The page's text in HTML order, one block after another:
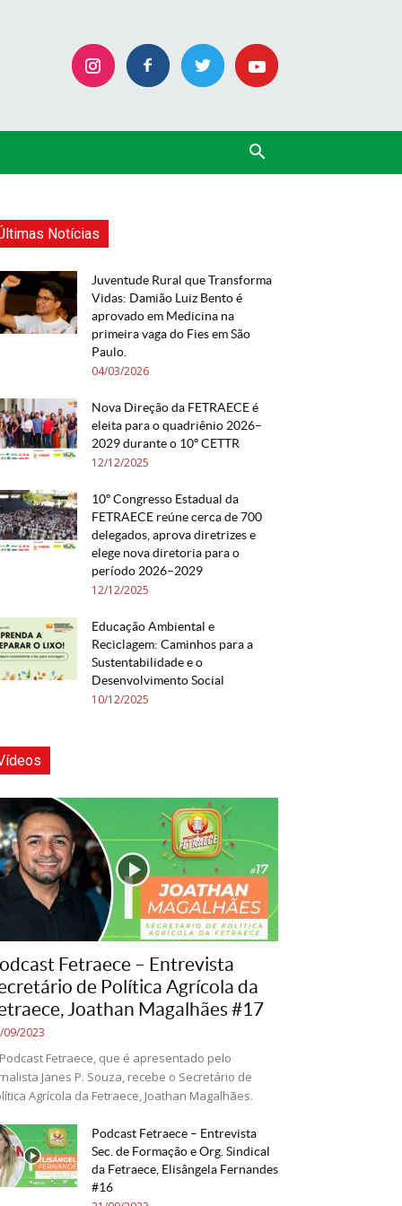
Notícias
Juventude Rural que Transforma
Vidas: Damião Luiz Bento é
aprovado em Medicina na
primeira vaga do Fies em São
Paulo.
04/03/2026
Nova Direção da FETRAECE é
eleita para o quadriênio 2026–
2029 durante o 10º CETTR
12/12/2025
10º Congresso Estadual da
FETRAECE reúne cerca de 700
delegados, aprova diretrizes e
elege nova diretoria para o
período 2026–2029
12/12/2025
Educação Ambiental e
Reciclagem: Caminhos para a
Sustentabilidade e o
Desenvolvimento Social
10/12/2025
Fetraece – Entrevista
de Política Agrícola da
Joathan Magalhães #17
09/2023
Fetraece, que é apresentado pelo
Janes P. Souza, recebe o Secretário de
Agrícola da Fetraece, Joathan Magalhães.
Podcast Fetraece – Entrevista
Sec. de Formação e Org. Sindical
da Fetraece, Elisângela Fernandes
#16